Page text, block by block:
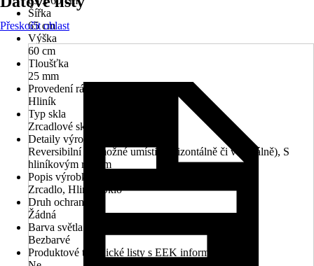
Šířka
65 cm
Výška
60 cm
Tloušťka
25 mm
Provedení rámu
Hliník
Typ skla
Zrcadlové sklo
Detaily výrobku
Reversibilní (je možné umístit horizontálně či vertikálně), S
hliníkovým rámem
Popis výrobku
Zrcadlo, Hliník, Sklo
Druh ochrany
Žádná
Barva světla
Bezbarvé
Produktové technické listy s EEK informacemi
Přeskočit oblast